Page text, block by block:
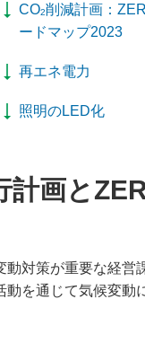
CO2削減計画：
ードマップ2023
再エネ電力
照明のLED化
計画と
動対策が重要な経
を通じて気候変